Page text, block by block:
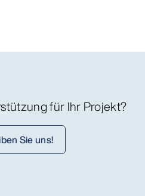
für Ihr Projekt?
Sie uns!